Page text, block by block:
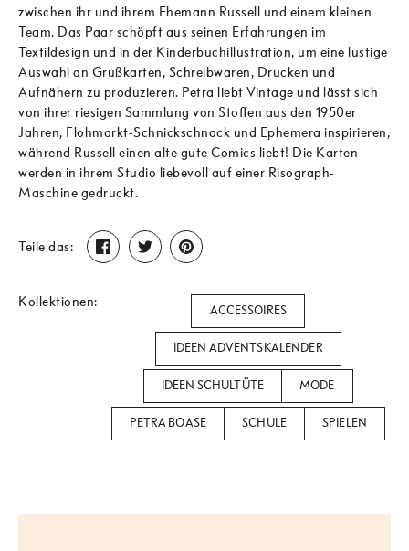
zwischen ihr und ihrem Ehemann Russell und einem kleinen
Team. Das Paar schöpft aus seinen Erfahrungen im
Textildesign und in der Kinderbuchillustration, um eine lustige
Auswahl an Grußkarten, Schreibwaren, Drucken und
Aufnähern zu produzieren. Petra liebt Vintage und lässt sich
von ihrer riesigen Sammlung von Stoffen aus den 1950er
Jahren, Flohmarkt-Schnickschnack und Ephemera inspirieren,
während Russell einen alte gute Comics liebt! Die Karten
werden in ihrem Studio liebevoll auf einer Risograph-
Maschine gedruckt.
Teile das: Teilen TwitternPinnen
Kollektionen:
ACCESSOIRES
IDEEN ADVENTSKALENDER
IDEEN SCHULTÜTE MODE
PETRA BOASE SCHULE SPIELEN